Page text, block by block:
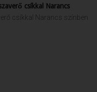
csíkkal Narancs
csíkkal Narancs színben